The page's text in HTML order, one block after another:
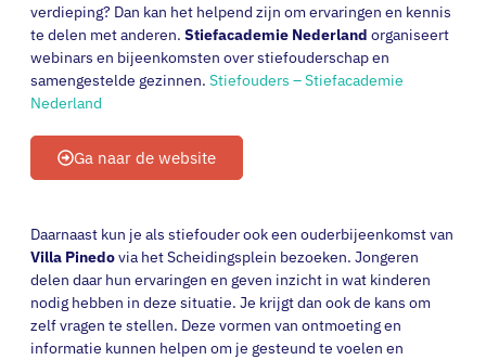
verdieping? Dan kan het helpend zijn om ervaringen en kennis
te delen met anderen. Stiefacademie Nederland organiseert
webinars en bijeenkomsten over stiefouderschap en
samengestelde gezinnen. Stiefouders – Stiefacademie
Nederland
Ga naar de website
Daarnaast kun je als stiefouder ook een ouderbijeenkomst van
Villa Pinedovia het Scheidingsplein bezoeken. Jongeren
delen daar hun ervaringen en geven inzicht in wat kinderen
nodig hebben in deze situatie. Je krijgt dan ook de kans om
zelf vragen te stellen. Deze vormen van ontmoeting en
informatie kunnen helpen om je gesteund te voelen en